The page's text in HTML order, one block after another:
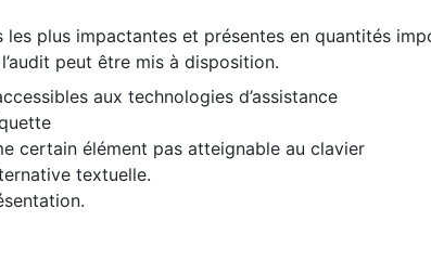
plus impactantes et présentes en quantités
peut être mis à disposition.
aux technologies d’assistance
certain élément pas atteignable au clavier
textuelle.